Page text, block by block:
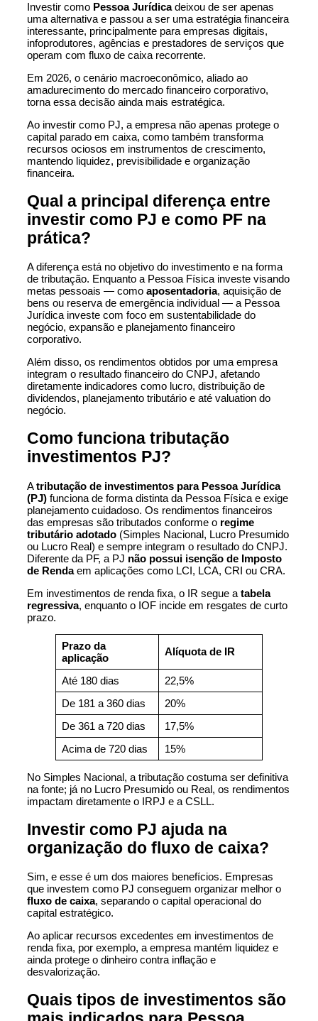
Investir como Pessoa Jurídicadeixou de ser apenas
uma alternativa e passou a ser uma estratégia financeira
interessante, principalmente para empresas digitais,
infoprodutores, agências e prestadores de serviços que
operam com fluxo de caixa recorrente.
Em 2026, o cenário macroeconômico, aliado ao
amadurecimento do mercado financeiro corporativo,
torna essa decisão ainda mais estratégica.
Ao investir como PJ, a empresa não apenas protege o
capital parado em caixa, como também transforma
recursos ociosos em instrumentos de crescimento,
mantendo liquidez, previsibilidade e organização
financeira.
Qual a principal diferença entre
investir como PJ e como PF na
prática?
A diferença está no objetivo do investimento e na forma
de tributação. Enquanto a Pessoa Física investe visando
metas pessoais — como aposentadoria, aquisição de
bens ou reserva de emergência individual — a Pessoa
Jurídica investe com foco em sustentabilidade do
negócio, expansão e planejamento financeiro
corporativo.
Além disso, os rendimentos obtidos por uma empresa
integram o resultado financeiro do CNPJ, afetando
diretamente indicadores como lucro, distribuição de
dividendos, planejamento tributário e até valuation do
negócio.
Como funciona tributação
investimentos PJ?
Atributação de investimentos para Pessoa Jurídica
(PJ) funciona de forma distinta da Pessoa Física e exige
planejamento cuidadoso. Os rendimentos financeiros
das empresas são tributados conforme o regime
tributário adotado (Simples Nacional, Lucro Presumido
ou Lucro Real) e sempre integram o resultado do CNPJ.
Diferente da PF, a PJ não possui isenção de Imposto
de Rendaem aplicações como LCI, LCA, CRI ou CRA.
Em investimentos de renda fixa, o IR segue a tabela
regressiva, enquanto o IOF incide em resgates de curto
prazo.
Prazo da
aplicação
Alíquota de IR
Até 180 dias
22,5%
De 181 a 360 dias
20%
De 361 a 720 dias
17,5%
Acima de 720 dias
15%
No Simples Nacional, a tributação costuma ser definitiva
na fonte; já no Lucro Presumido ou Real, os rendimentos
impactam diretamente o IRPJ e a CSLL.
Investir como PJ ajuda na
organização do fluxo de caixa?
Sim, e esse é um dos maiores benefícios. Empresas
que investem como PJ conseguem organizar melhor o
fluxo de caixa, separando o capital operacional do
capital estratégico.
Ao aplicar recursos excedentes em investimentos de
renda fixa, por exemplo, a empresa mantém liquidez e
ainda protege o dinheiro contra inflação e
desvalorização.
Quais tipos de investimentos são